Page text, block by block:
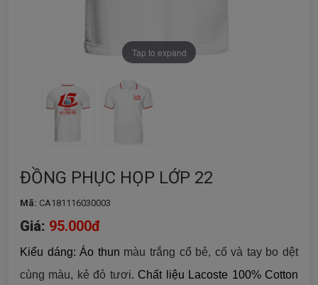
Tap to expand
ĐỒNG PHỤC HỌP LỚP 22
Mã: CA181116030003
Giá: 95.000đ
Kiểu dáng: Áo thun màu trắng cổ bẻ, cổ và tay bo dệt
cùng màu, kẻ đỏ tươi. Chất liệu Lacoste 100% Cotton